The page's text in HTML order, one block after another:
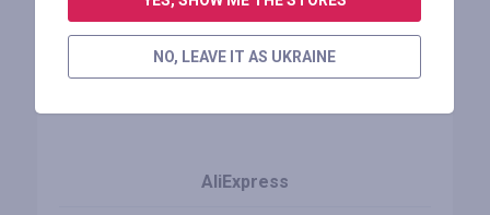
AliExpress
NO, LEAVE IT AS UKRAINE